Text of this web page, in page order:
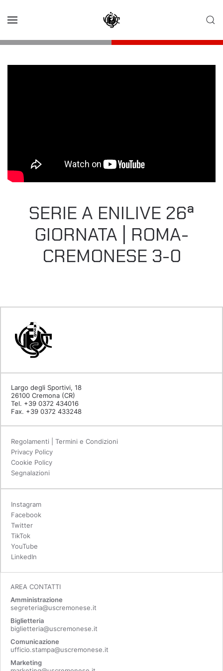
SERIE A ENILIVE 26ª
GIORNATA | ROMA-
CREMONESE 3-0
Largo degli Sportivi, 18
26100 Cremona (CR)
Tel. +39 0372 434016
Fax. +39 0372 433248
Regolamenti | Termini e Condizioni
Privacy Policy
Cookie Policy
Segnalazioni
Instagram
Facebook
Twitter
TikTok
YouTube
LinkedIn
AREA CONTATTI
Amministrazione
segreteria@uscremonese.it
Biglietteria
biglietteria@uscremonese.it
Comunicazione
ufficio.stampa@uscremonese.it
Marketing